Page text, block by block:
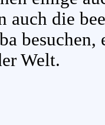
auch die
besuchen,
Welt.